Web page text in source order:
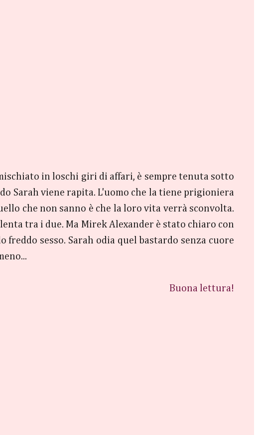
in loschi giri di affari, è sempre tenuta sotto
Sarah viene rapita. L'uomo che la tiene prigioniera
che non sanno è che la loro vita verrà sconvolta.
tra i due. Ma Mirek Alexander è stato chiaro con
sesso. Sarah odia quel bastardo senza cuore
Buona lettura!